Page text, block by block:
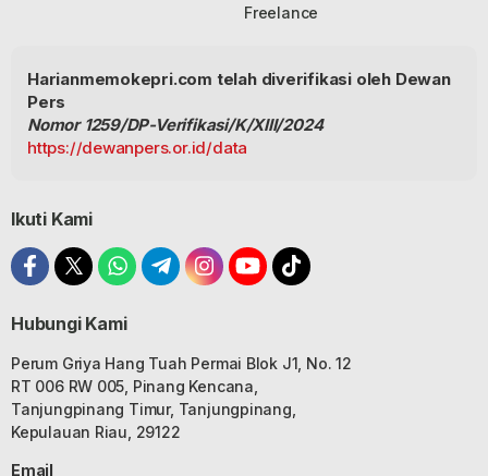
Freelance
Harianmemokepri.com telah diverifikasi oleh Dewan
Pers
Nomor 1259/DP-Verifikasi/K/XIII/2024
https://dewanpers.or.id/data
Ikuti Kami
Hubungi Kami
Perum Griya Hang Tuah Permai Blok J1, No. 12
RT 006 RW 005, Pinang Kencana,
Tanjungpinang Timur, Tanjungpinang,
Kepulauan Riau, 29122
Email